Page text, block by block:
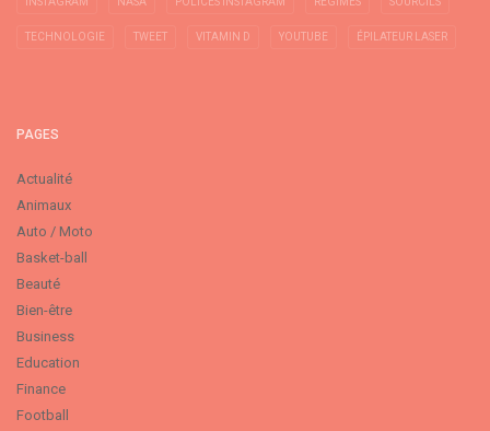
TECHNOLOGIE TWEET VITAMIN D YOUTUBE ÉPILATEUR LASER
PAGES
Actualité
Animaux
Auto / Moto
Basket-ball
Beauté
Bien-être
Business
Education
Finance
Football